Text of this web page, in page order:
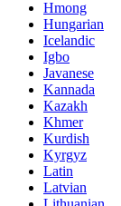
Hmong
Hungarian
Icelandic
Igbo
Javanese
Kannada
Kazakh
Khmer
Kurdish
Kyrgyz
Latin
Latvian